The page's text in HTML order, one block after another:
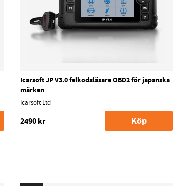
Icarsoft JP V3.0 felkodsläsare OBD2 för japanska
märken
Icarsoft Ltd
2490 kr Köp